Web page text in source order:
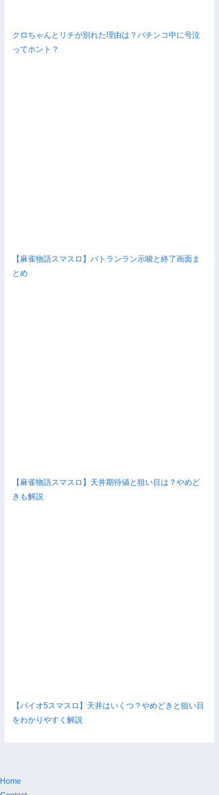
クロちゃんとリチが別れた理由は？パチンコ中に号泣
ってホント？
【麻雀物語スマスロ】パトランラン示唆と終了画面ま
とめ
【麻雀物語スマスロ】天井期待値と狙い目は？やめど
きも解説
【バイオ5スマスロ】天井はいくつ？やめどきと狙い目
をわかりやすく解説
Home